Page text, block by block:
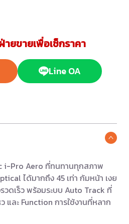
ยขายเพื่อเช็กราคา
Line OA
i-Pro Aero ที่ทนทานทุกสภาพ
ได้มากถึง 45 เท่า ก้มหน้า เงย
วดเร็ว พร้อมระบบ Auto Track ที่
และ Function การใช้งานที่หลาก